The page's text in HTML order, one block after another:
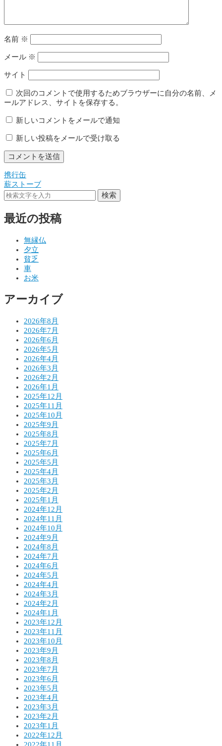
名前 ※
メール ※
サイト
次回のコメントで使用するためブラウザーに自分の名前、メ
ールアドレス、サイトを保存する。
新しいコメントをメールで通知
新しい投稿をメールで受け取る
投
稿
ビ
ン
携行缶
薪ストーブ
検索
最近の投稿
無縁仏
夕立
貧乏
車
お米
アーカイブ
2026年8月
2026年7月
2026年6月
2026年5月
2026年4月
2026年3月
2026年2月
2026年1月
2025年12月
2025年11月
2025年10月
2025年9月
2025年8月
2025年7月
2025年6月
2025年5月
2025年4月
2025年3月
2025年2月
2025年1月
2024年12月
2024年11月
2024年10月
2024年9月
2024年8月
2024年7月
2024年6月
2024年5月
2024年4月
2024年3月
2024年2月
2024年1月
2023年12月
2023年11月
2023年10月
2023年9月
2023年8月
2023年7月
2023年6月
2023年5月
2023年4月
2023年3月
2023年2月
2023年1月
2022年12月